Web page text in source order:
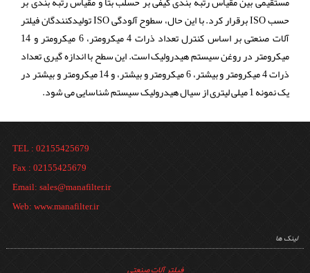
حسب ISO برقرار کرد. با این حال، سطوح آلودگی ISO تولیدکنندگان فیلتر
آلات صنعتی بر اساس کنترل تعداد ذرات 4 میکرومتر، 6 میکرومتر و 14
میکرومتر در روغن سیستم هیدرولیک است. این سطح با اندازه گیری تعداد
ذرات 4 میکرومتر و بیشتر، 6 میکرومتر و بیشتر، و 14 میکرومتر و بیشتر در
یک نمونه 1 میلی لیتری از سیال هیدرولیک سیستم شناسایی می شود.
TEL : 02155425679
Fax : 02155425679
Email: sales@manafilter.ir
Web: www.manafilter.ir
لینک ها